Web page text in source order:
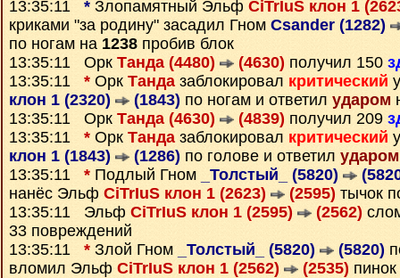
13:35:11 * Злопамятный Эльф CiTrIuS клон 1
криками "за родину" засадил Гном Csander (1282)
по ногам на 1238 пробив блок
13:35:11 Орк Танда (4480) (4630) получил 150
13:35:11 * Орк Тандазаблокировал критический
клон 1 (2320)
(1843) по ногам и ответил ударом
13:35:11 Орк Танда (4630) (4839) получил 209
13:35:11 * Орк Тандазаблокировал критический
клон 1 (1843)
(1286) по голове и ответил ударом
13:35:11 * Подлый Гном _Толстый_ (5820)
нанёс Эльф CiTrIuS клон 1 (2623) (2595) тычок
13:35:11 Эльф CiTrIuS клон 1 (2595) (2562)
33 повреждений
13:35:11 * Злой Гном _Толстый_ (5820) (5820)
вломил Эльф CiTrIuS клон 1 (2562) (2535)